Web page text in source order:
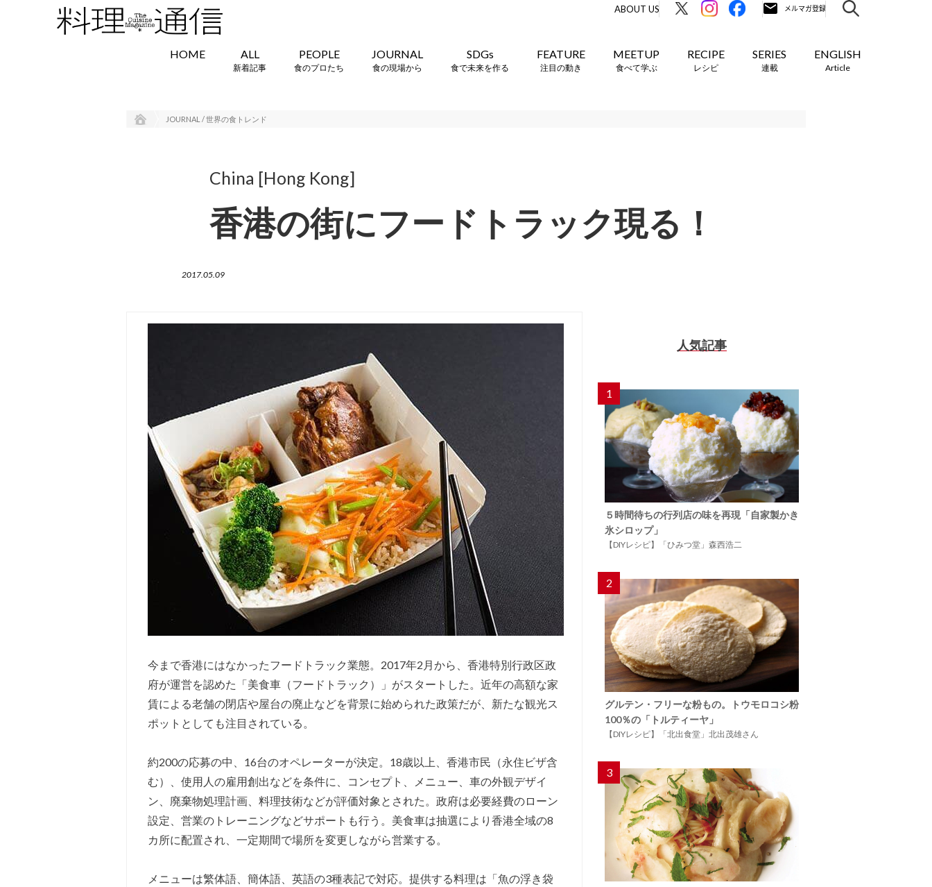
ABOUT US
HOME ALL
新着記事
PEOPLE
食のプロたち
JOURNAL
食の現場から
SDGs
食で未来を作る
FEATURE
注目の動き
MEETUP
食べて学ぶ
RECIPE
レシピ
SERIES
連載
ENGLISH
Article
JOURNAL / 世界の食トレンド
China [Hong Kong]
香港の街にフードトラック現る！
2017.05.09
今まで香港にはなかったフードトラック業態。2017年2月から、香港特別行政区政
府が運営を認めた「美食車（フードトラック）」がスタートした。近年の高額な家
賃による老舗の閉店や屋台の廃止などを背景に始められた政策だが、新たな観光ス
ポットとしても注目されている。
約200の応募の中、16台のオペレーターが決定。18歳以上、香港市民（永住ビザ含
む）、使用人の雇用創出などを条件に、コンセプト、メニュー、車の外観デザイ
ン、廃棄物処理計画、料理技術などが評価対象とされた。政府は必要経費のローン
設定、営業のトレーニングなどサポートも行う。美食車は抽選により香港全域の8
カ所に配置され、一定期間で場所を変更しながら営業する。
メニューは繁体語、簡体語、英語の3種表記で対応。提供する料理は「魚の浮き袋
人気記事
1
５時間待ちの行列店の味を再現「自家製かき
氷シロップ」
【DIYレシピ】「ひみつ堂」森西浩二
2
グルテン・フリーな粉もの。トウモロコシ粉
100％の「トルティーヤ」
【DIYレシピ】「北出食堂」北出茂雄さん
3